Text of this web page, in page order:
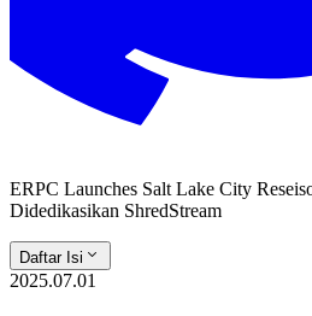
ERPC Launches Salt Lake City
Didedikasikan ShredStream
Daftar Isi
2025.07.01